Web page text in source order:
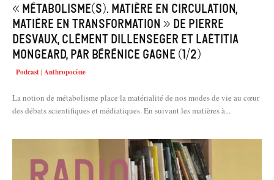
« Métabolisme(s). Matière en circulation,
matière en transformation » de Pierre
Desvaux, Clément Dillenseger et Laëtitia
Mongeard, par Bérénice Gagne (1/2)
Podcast | Anthropocène
La notion de métabolisme place la matérialité de nos modes de vie au cœur
des débats scientifiques et médiatiques. En suivant les matières à...